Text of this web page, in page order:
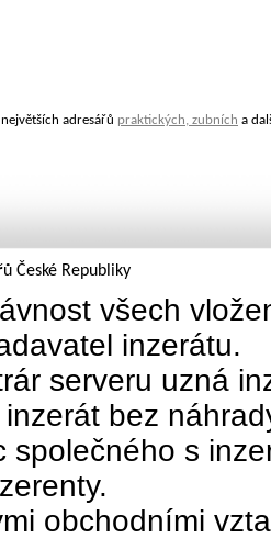
největších adresářů praktických, zubních a
České Republiky
všech
inzerátu.
serveru uzná
bez
společného s
obchodními